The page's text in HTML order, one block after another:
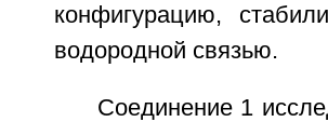
конфигурацию,
водородной связью.
Соединение 1